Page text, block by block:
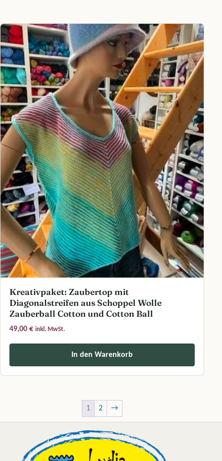
Kreativpaket: Zaubertop mit
Diagonalstreifen aus Schoppel Wolle
Zauberball Cotton und Cotton Ball
49,00 € inkl. MwSt.
In den Warenkorb
1 2 →